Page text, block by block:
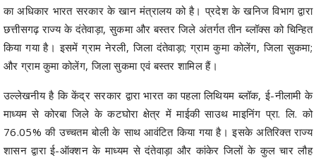
का अधिकार भारत सरकार के खान मंत्रालय को है। प्रदेश के खनिज विभाग द्वारा
छत्तीसगढ़ राज्य के दंतेवाड़ा, सुकमा और बस्तर जिले अंतर्गत तीन ब्लॉक्स को चिन्हित
किया गया है। इसमें ग्राम नेरली, जिला दंतेवाड़ा; ग्राम कुमा कोलेंग, जिला सुकमा;
और ग्राम कुमा कोलेंग, जिला सुकमा एवं बस्तर शामिल हैं।
उल्लेखनीय है कि केंद्र सरकार द्वारा भारत का पहला लिथियम ब्लॉक, ई-नीलामी के
माध्यम से कोरबा जिले के कटघोरा क्षेत्र में माईकी साउथ माइनिंग प्रा. लि. को
76.05% की उच्चतम बोली के साथ आवंटित किया गया है। इसके अतिरिक्त राज्य
शासन द्वारा ई-ऑक्शन के माध्यम से दंतेवाड़ा और कांकेर जिलों के कुल चार लौह